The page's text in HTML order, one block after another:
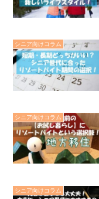
シニア向けコラム
シニア向けコラム
シニア向けコラム